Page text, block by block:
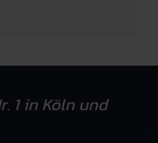
1 in Köln und